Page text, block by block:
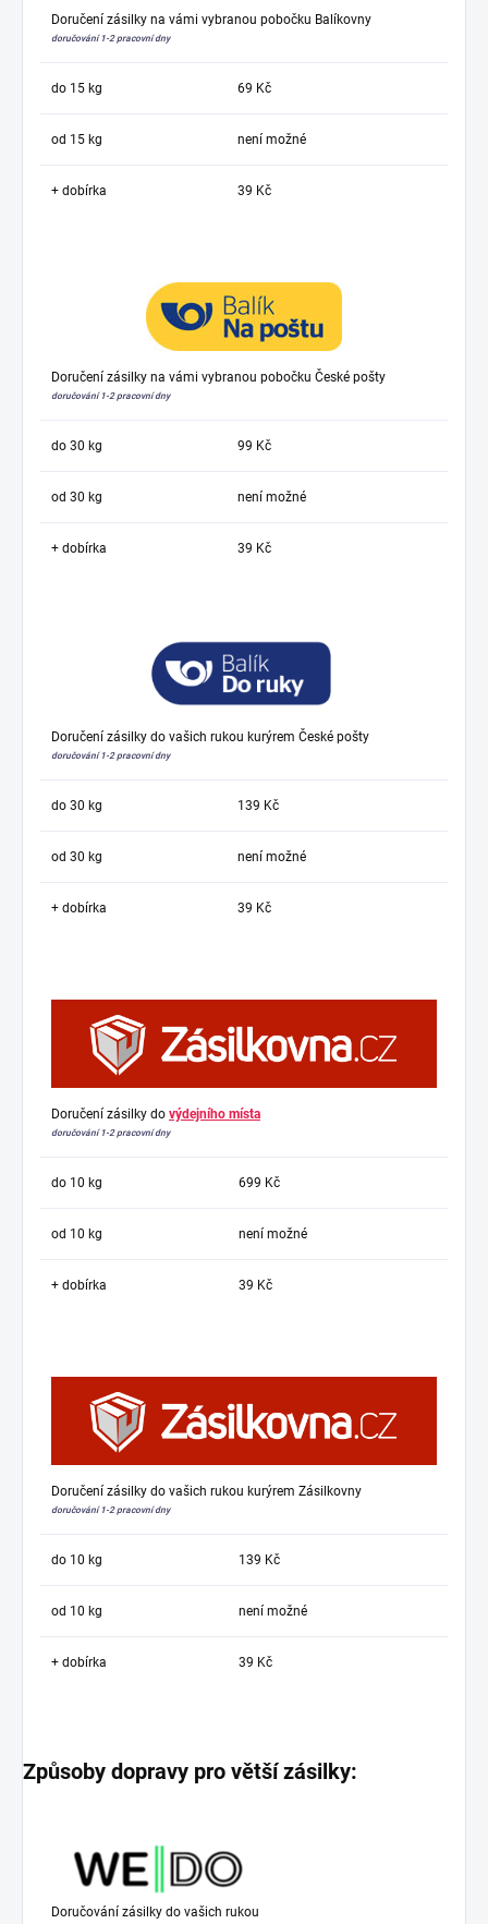
Doručení zásilky na vámi vybranou pobočku Balíkovny
doručování 1-2 pracovní dny
do 15 kg 69 Kč
od 15 kg není možné
+ dobírka 39 Kč
Doručení zásilky na vámi vybranou pobočku České pošty
doručování 1-2 pracovní dny
do 30 kg 99 Kč
od 30 kg není možné
+ dobírka 39 Kč
Doručení zásilky do vašich rukou kurýrem České pošty
doručování 1-2 pracovní dny
do 30 kg 139 Kč
od 30 kg není možné
+ dobírka 39 Kč
Doručení zásilky do výdejního místa
doručování 1-2 pracovní dny
do 10 kg 699 Kč
od 10 kg není možné
+ dobírka 39 Kč
Doručení zásilky do vašich rukou kurýrem Zásilkovny
doručování 1-2 pracovní dny
do 10 kg 139 Kč
od 10 kg není možné
+ dobírka 39 Kč
Způsoby dopravy pro větší zásilky:
Doručování zásilky do vašich rukou